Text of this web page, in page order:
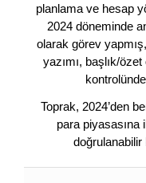
planlama ve hesap
2024 döneminde
olarak görev
yazımı, başlık/
Toprak, 2024’den
para piyasasına
doğrulanabilir